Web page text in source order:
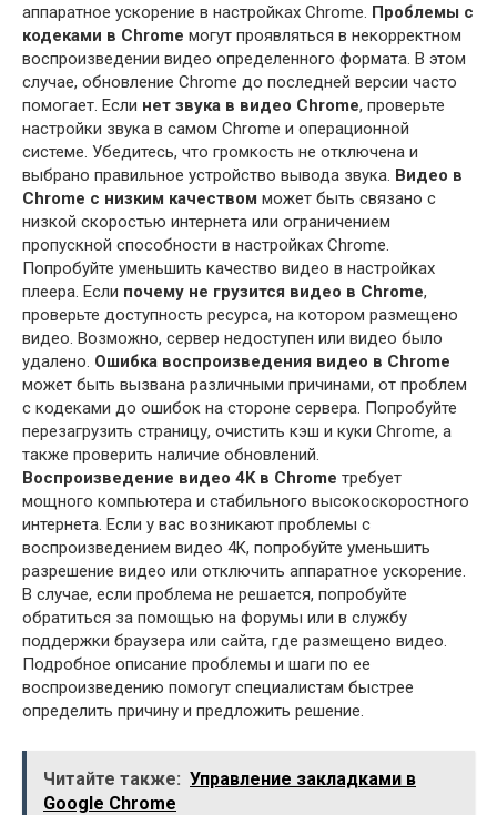
аппаратное ускорение в настройках Chrome. Проблемы с
кодеками в Chrome могут проявляться в некорректном
воспроизведении видео определенного формата. В этом
случае, обновление Chrome до последней версии часто
помогает. Если нет звука в видео Chrome, проверьте
настройки звука в самом Chrome и операционной
системе. Убедитесь, что громкость не отключена и
выбрано правильное устройство вывода звука. Видео в
Chrome с низким качеством может быть связано с
низкой скоростью интернета или ограничением
пропускной способности в настройках Chrome.
Попробуйте уменьшить качество видео в настройках
плеера. Если почему не грузится видео в Chrome,
проверьте доступность ресурса, на котором размещено
видео. Возможно, сервер недоступен или видео было
удалено. Ошибка воспроизведения видео в Chrome
может быть вызвана различными причинами, от проблем
с кодеками до ошибок на стороне сервера. Попробуйте
перезагрузить страницу, очистить кэш и куки Chrome, а
также проверить наличие обновлений.
Воспроизведение видео 4K в Chrome требует
мощного компьютера и стабильного высокоскоростного
интернета. Если у вас возникают проблемы с
воспроизведением видео 4K, попробуйте уменьшить
разрешение видео или отключить аппаратное ускорение.
В случае, если проблема не решается, попробуйте
обратиться за помощью на форумы или в службу
поддержки браузера или сайта, где размещено видео.
Подробное описание проблемы и шаги по ее
воспроизведению помогут специалистам быстрее
определить причину и предложить решение.
Читайте также: Управление закладками в
Google Chrome